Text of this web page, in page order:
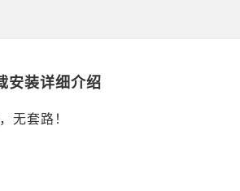
安装详细介绍
无套路！